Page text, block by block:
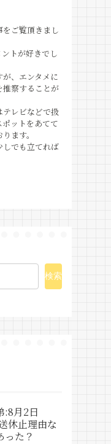
ご覧頂きまし
トが好きでし
、エンタメに
察することが
レビなどで扱
ットをあてて
ます。
しでも立てれば
検索
:8月2日
休止理由な
った？